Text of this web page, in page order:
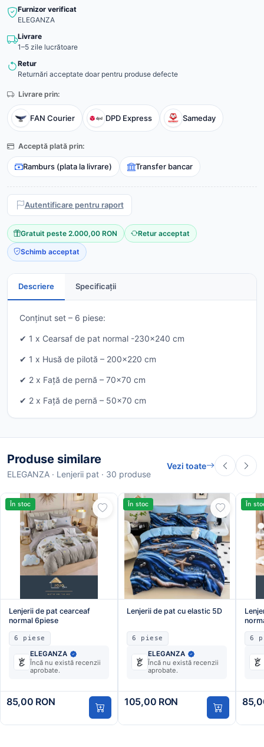
Furnizor verificat
ELEGANZA
Livrare
1–5 zile lucrătoare
Retur
Returnări acceptate doar pentru produse defecte
Livrare prin:
FAN Courier DPD Express Sameday
Acceptă plată prin:
Ramburs (plata la livrare) Transfer bancar
Autentificare pentru raport
Gratuit peste 2.000,00 RON Retur acceptat
Schimb acceptat
Descriere Specificații
Conținut set – 6 piese:
✔ 1 x Cearsaf de pat normal -230x240 cm
✔ 1 x Husă de pilotă – 200x220 cm
✔ 2 x Față de pernă – 70x70 cm
✔ 2 x Față de pernă – 50x70 cm
Produse similare
ELEGANZA · Lenjerii pat · 30 produse
Vezi toate
În stoc
Lenjerii de pat cearceaf
normal 6piese
6 piese
ELEGANZA
Încă nu există recenzii
aprobate.
85,00 RON
În stoc
Lenjerii de pat cu elastic 5D
6 piese
ELEGANZA
Încă nu există recenzii
aprobate.
105,00 RON
În
6